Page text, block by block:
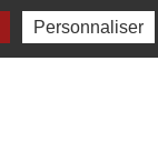
Personnaliser